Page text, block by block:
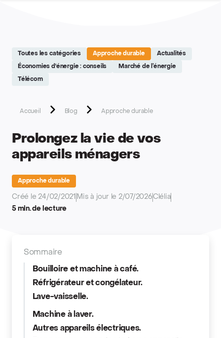
Toutes les catégories Approche durable Actualités
Économies d'énergie : conseils Marché de l’énergie
Télécom
Accueil Blog Approche durable
Prolongez la vie de vos
appareils ménagers
Approche durable
Créé le 24/02/2021 Mis à jour le 2/07/2026Clélia
5 min. de lecture
Sommaire
Bouilloire et machine à café.
Réfrigérateur et congélateur.
Lave-vaisselle.
Machine à laver.
Autres appareils électriques.